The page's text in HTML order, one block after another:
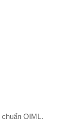
OIML.